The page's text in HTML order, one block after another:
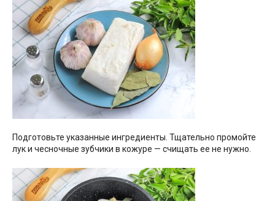
Подготовьте указанные ингредиенты. Тщательно промойте
лук и чесночные зубчики в кожуре — счищать ее не нужно.